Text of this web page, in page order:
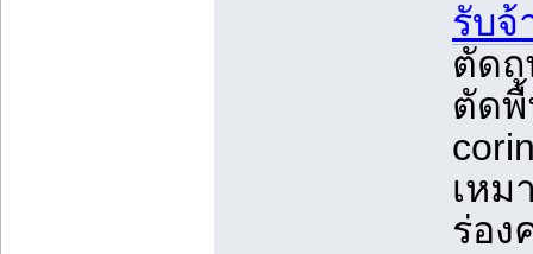
รับจ้
ตัด
ตัด
เหม
ร่อ